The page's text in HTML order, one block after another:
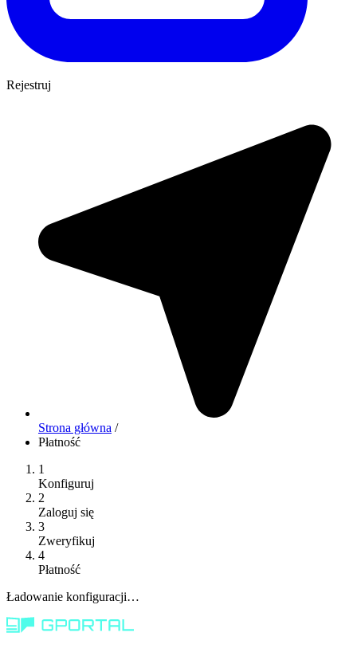
Rejestruj
Strona główna /
Płatność
1
Konfiguruj
2
Zaloguj się
3
Zweryfikuj
4
Płatność
Ładowanie konfiguracji…